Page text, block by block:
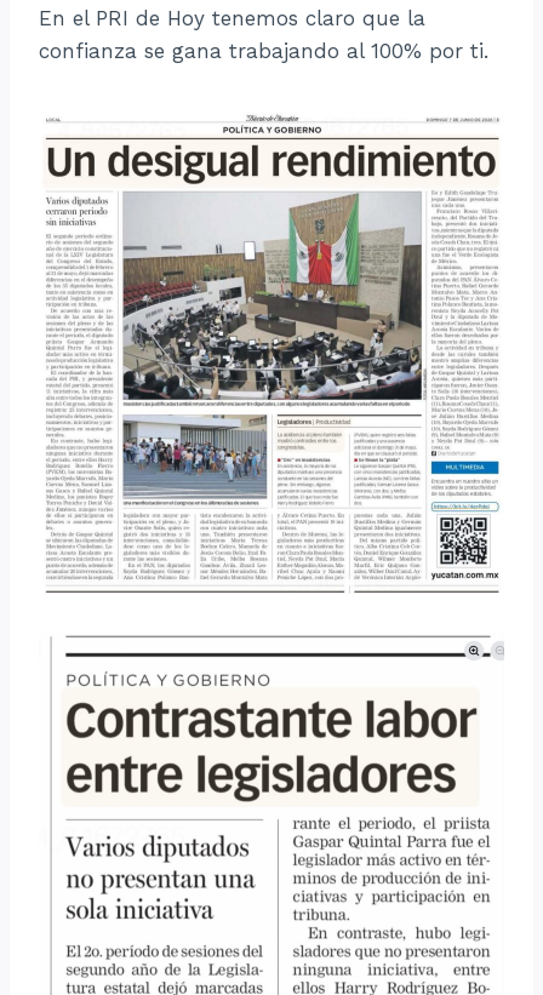
En el PRI de Hoy tenemos claro que la
confianza se gana trabajando al 100% por ti.